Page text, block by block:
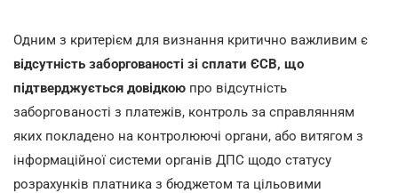
Одним з критерієм для визнання критично важливим є
відсутність заборгованості зі сплати ЄСВ, що
підтверджується довідкою про відсутність
заборгованості з платежів, контроль за справлянням
яких покладено на контролюючі органи, або витягом з
інформаційної системи органів ДПС щодо статусу
розрахунків платника з бюджетом та цільовими